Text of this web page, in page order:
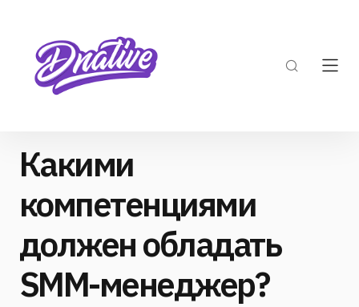
Какими
компетенциями
должен обладать
SMM-менеджер?